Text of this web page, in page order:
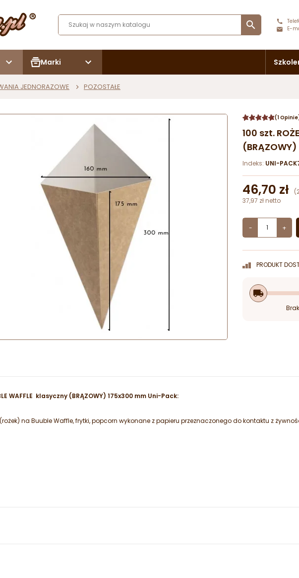

E-
Marki
JEDNORAZOWE POZOSTAŁE
(1
100 szt.
Indeks: UNI-
46,70 zł
37,97 zł netto
- +
PRODUKT
local_shipping
WAFFLE klasyczny (BRĄZOWY) 175x300 mm Uni-Pack:
na Buuble Waffle, frytki, popcorn wykonane z papieru przeznaczonego do kontaktu z